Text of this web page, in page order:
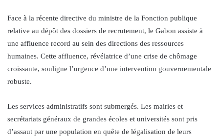
Face à la récente directive du ministre de la Fonction publique
relative au dépôt des dossiers de recrutement, le Gabon assiste à
une affluence record au sein des directions des ressources
humaines. Cette affluence, révélatrice d’une crise de chômage
croissante, souligne l’urgence d’une intervention gouvernementale
robuste.
Les services administratifs sont submergés. Les mairies et
secrétariats généraux de grandes écoles et universités sont pris
d’assaut par une population en quête de légalisation de leurs